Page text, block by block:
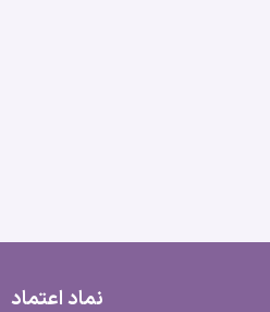
نماد اعتماد